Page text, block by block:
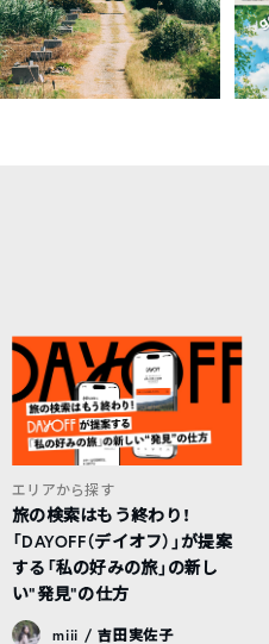
エリアから探す
旅の検索はもう終わり！
「DAYOFF（デイオフ）」が提案
する「私の好みの旅」の新し
い“発見”の仕方
miii / 吉田実佐子